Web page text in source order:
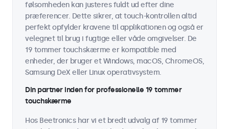
følsomheden kan justeres fuldt ud efter dine
præferencer. Dette sikrer, at touch-kontrollen altid
perfekt opfylder kravene til applikationen og også er
velegnet til brug i fugtige eller våde omgivelser. De
19 tommer touchskærme er kompatible med
enheder, der bruger et Windows, macOS, ChromeOS,
Samsung DeX eller Linux operativsystem.
Din partner inden for professionelle 19 tommer
touchskærme
Hos Beetronics har vi et bredt udvalg af 19 tommer